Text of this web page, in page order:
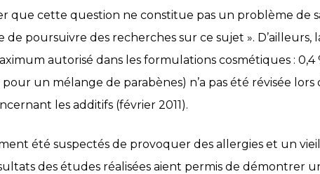
que cette question ne constitue pas un problème de
de poursuivre des recherches sur ce sujet ».
autorisé dans les formulations cosmétiques : 0,4
un mélange de parabènes) n’a pas été révisée lors
les additifs (février 2011).
été suspectés de provoquer des allergies et un
des études réalisées aient permis de démontrer